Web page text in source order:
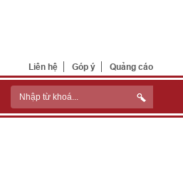
Liên hệ Góp ý Quảng cáo